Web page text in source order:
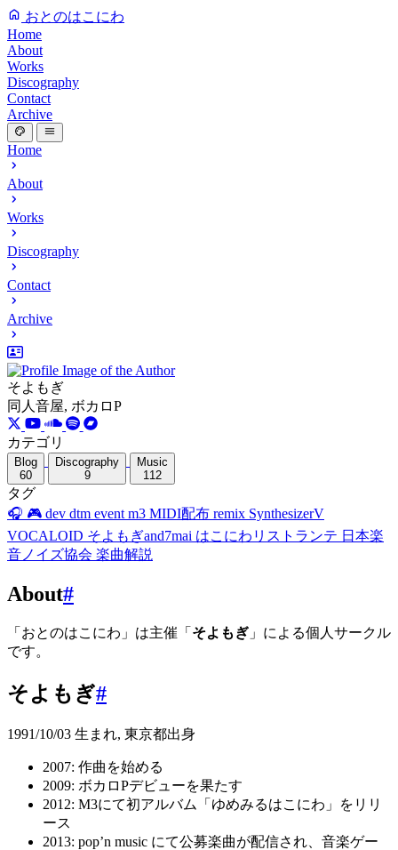
おとのはこにわ
Home
About
Works
Discography
Contact
Archive
Home
About
Works
Discography
Contact
Archive
そよもぎ
同人音屋, ボカロP
カテゴリ
Blog
60
Discography
9
Music
112
タグ
🎧 🎮 dev dtm event m3 MIDI配布 remix SynthesizerV
VOCALOID そよもぎand7mai はこにわリストランテ 日本楽
音ノイズ協会 楽曲解説
About#
「おとのはこにわ」は主催「 そよもぎ 」による個人サークル
です。
そよもぎ#
1991/10/03 生まれ, 東京都出身
2007: 作曲を始める
2009: ボカロPデビューを果たす
2012: M3にて初アルバム「ゆめみるはこにわ」をリリ
ース
2013: pop’n music にて公募楽曲が配信され、音楽ゲー